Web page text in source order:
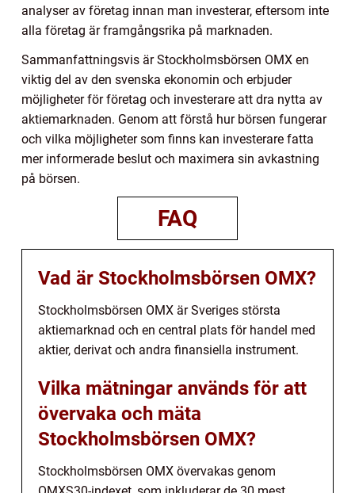
analyser av företag innan man investerar, eftersom inte
alla företag är framgångsrika på marknaden.
Sammanfattningsvis är Stockholmsbörsen OMX en
viktig del av den svenska ekonomin och erbjuder
möjligheter för företag och investerare att dra nytta av
aktiemarknaden. Genom att förstå hur börsen fungerar
och vilka möjligheter som finns kan investerare fatta
mer informerade beslut och maximera sin avkastning
på börsen.
FAQ
Vad är Stockholmsbörsen OMX?
Stockholmsbörsen OMX är Sveriges största
aktiemarknad och en central plats för handel med
aktier, derivat och andra finansiella instrument.
Vilka mätningar används för att
övervaka och mäta
Stockholmsbörsen OMX?
Stockholmsbörsen OMX övervakas genom